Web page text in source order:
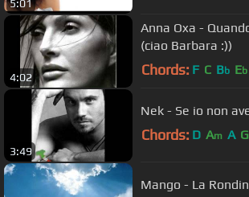
5:01
4:02
Anna Oxa -
(ciao Barbara :))
Chords: F C Bb Eb
3:49
Nek - Se io non
Chords: D Am A G
Mango - La